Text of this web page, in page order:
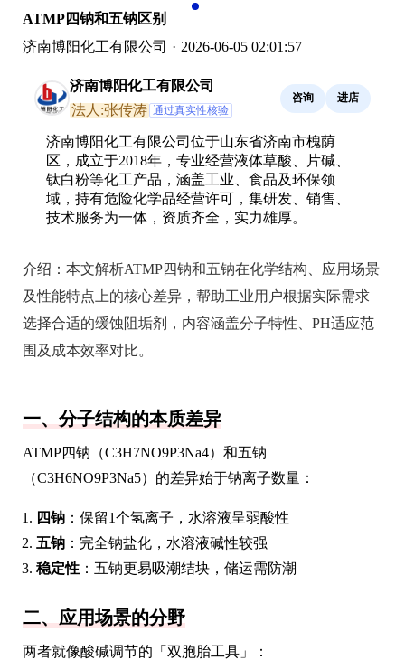
ATMP四钠和五钠区别
济南博阳化工有限公司 · 2026-06-05 02:01:57
济南博阳化工有限公司
法人:张传涛 通过真实性核验
咨询 进店
济南博阳化工有限公司位于山东省济南市槐荫
区，成立于2018年，专业经营液体草酸、片碱、
钛白粉等化工产品，涵盖工业、食品及环保领
域，持有危险化学品经营许可，集研发、销售、
技术服务为一体，资质齐全，实力雄厚。
介绍： 本文解析ATMP四钠和五钠在化学结构、应用场景
及性能特点上的核心差异，帮助工业用户根据实际需求
选择合适的缓蚀阻垢剂，内容涵盖分子特性、PH适应范
围及成本效率对比。
一、分子结构的本质差异
ATMP四钠（C3H7NO9P3Na4）和五钠
（C3H6NO9P3Na5）的差异始于钠离子数量：
四钠 ：保留1个氢离子，水溶液呈弱酸性
五钠 ：完全钠盐化，水溶液碱性较强
稳定性 ：五钠更易吸潮结块，储运需防潮
二、应用场景的分野
两者就像酸碱调节的「双胞胎工具」：